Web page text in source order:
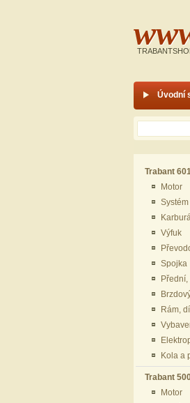
Úvodní
Trabant
Motor
Výfuk
Spojka
Rám,
Kola a
Trabant
Motor